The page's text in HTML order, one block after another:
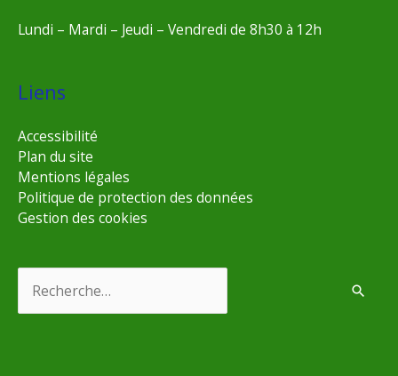
Lundi – Mardi – Jeudi – Vendredi de 8h30 à 12h
Liens
Accessibilité
Plan du site
Mentions légales
Politique de protection des données
Gestion des cookies